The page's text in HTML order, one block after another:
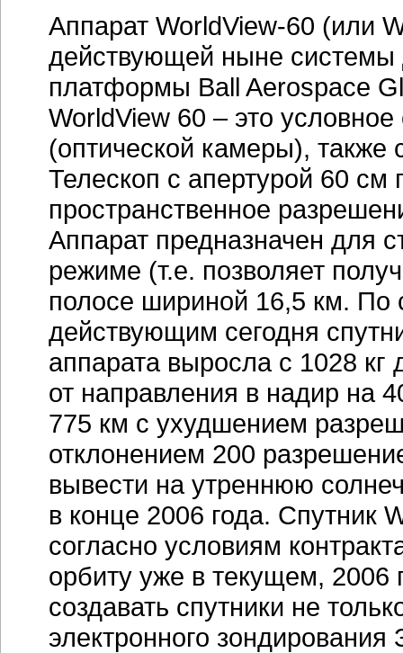
Аппарат WorldView-60 (или
действующей ныне
платформы Ball Aerospace
WorldView 60 – это
(оптической камеры), также
Телескоп с апертурой 60 см
пространственное
Аппарат предназначен для
режиме (т.е. позволяет
полосе шириной 16,5 км.
действующим сегодня
аппарата выросла с 1028 кг
от направления в надир на
775 км с ухудшением
отклонением 200
вывести на утреннюю
в конце 2006 года. Спутник
согласно условиям
орбиту уже в текущем, 2006
создавать спутники не
электронного